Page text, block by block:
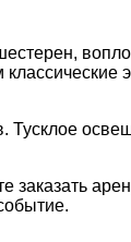
шестерен,
заказать